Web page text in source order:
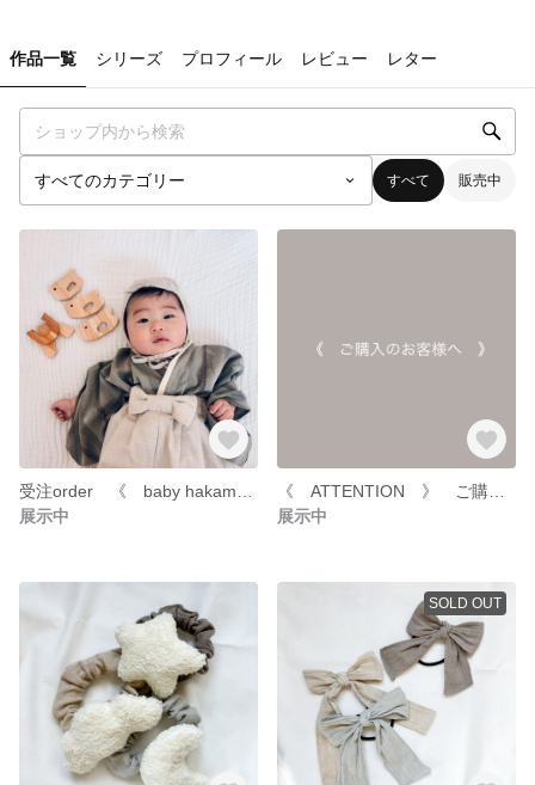
作品一覧 シリーズ プロフィール レビュー レター
すべて 販売中
展示中
展示中
SOLD OUT